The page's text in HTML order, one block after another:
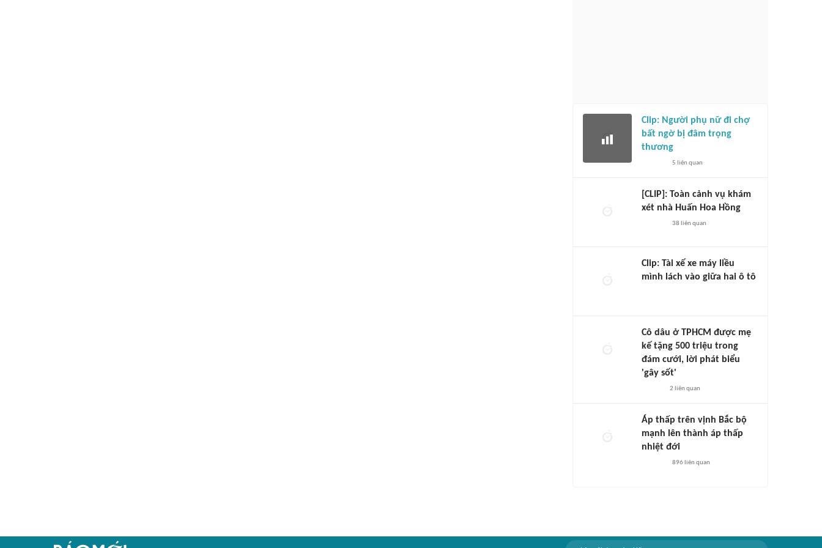
Clip: Người phụ nữ đi chợ
bất ngờ bị đâm trọng
thương
5 liên quan
[CLIP]: Toàn cảnh vụ khám
xét nhà Huấn Hoa Hồng
38 liên quan
Clip: Tài xế xe máy liều
mình lách vào giữa hai ô tô
Cô dâu ở TPHCM được mẹ
kế tặng 500 triệu trong
đám cưới, lời phát biểu
'gây sốt'
2 liên quan
Áp thấp trên vịnh Bắc bộ
mạnh lên thành áp thấp
nhiệt đới
896 liên quan